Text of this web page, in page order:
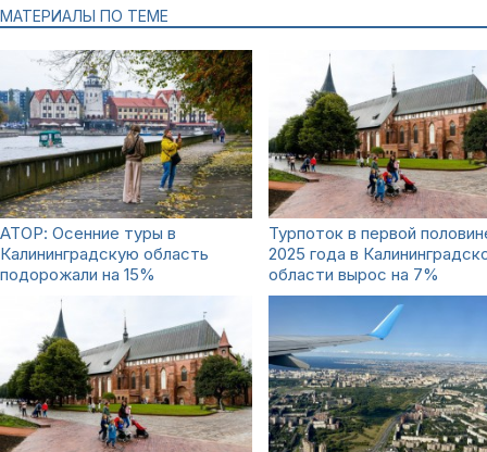
МАТЕРИАЛЫ ПО ТЕМЕ
АТОР: Осенние туры в
Калининградскую область
подорожали на 15%
Турпоток в первой
2025 года в
области вырос на 7%